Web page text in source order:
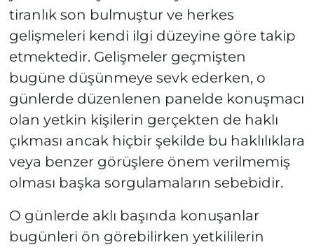
tiranlık son bulmuştur ve herkes
gelişmeleri kendi ilgi düzeyine göre takip
etmektedir. Gelişmeler geçmişten
bugüne düşünmeye sevk ederken, o
günlerde düzenlenen panelde konuşmacı
olan yetkin kişilerin gerçekten de haklı
çıkması ancak hiçbir şekilde bu haklılıklara
veya benzer görüşlere önem verilmemiş
olması başka sorgulamaların sebebidir.
O günlerde aklı başında konuşanlar
bugünleri ön görebilirken yetkililerin